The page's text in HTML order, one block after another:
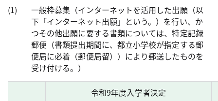
(1)
一般枠募集（インターネットを活用した出願（以
下「インターネット出願」という。）を行い、か
つその他出願に要する書類については、特定記録
郵便（書類提出期間に、都立小学校が指定する郵
便局に必着（郵便局留））により郵送したものを
受け付ける。）
令和9年度入学者決定